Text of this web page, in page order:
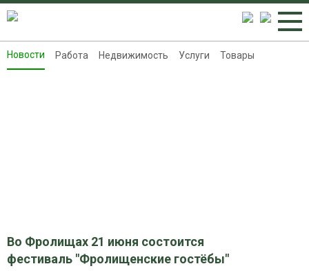
Новости
Новости Работа Недвижимость Услуги Товары
Во Фролищах 21 июня состоится
фестиваль "Фролищенские гостёбы"